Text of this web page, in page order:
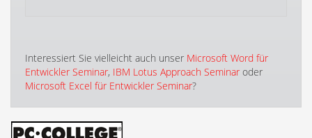
Interessiert Sie vielleicht auch unser Microsoft Word für
Entwickler Seminar, IBM Lotus Approach Seminar oder
Microsoft Excel für Entwickler Seminar?